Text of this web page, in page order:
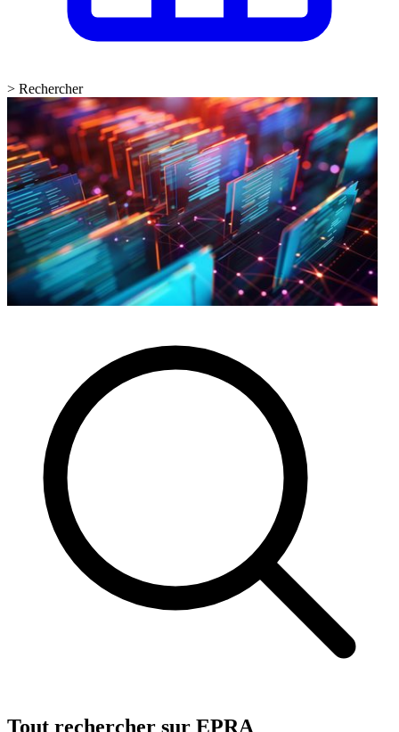
> Rechercher
Tout rechercher sur EPRA